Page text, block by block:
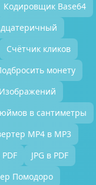
Кодировщик Base64
Счётчик кликов
монету
в сантиметры
MP4 в MP3
JPG в PDF
Помодоро